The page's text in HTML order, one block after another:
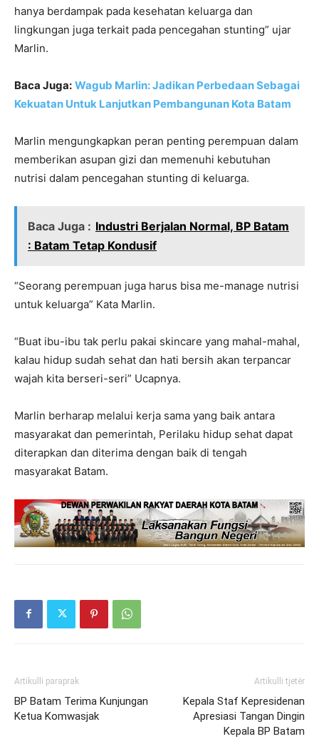
hanya berdampak pada kesehatan keluarga dan
lingkungan juga terkait pada pencegahan stunting” ujar
Marlin.
Baca Juga: Wagub Marlin: Jadikan Perbedaan Sebagai
Kekuatan Untuk Lanjutkan Pembangunan Kota Batam
Marlin mengungkapkan peran penting perempuan dalam
memberikan asupan gizi dan memenuhi kebutuhan
nutrisi dalam pencegahan stunting di keluarga.
Baca Juga : Industri Berjalan Normal, BP Batam
: Batam Tetap Kondusif
“Seorang perempuan juga harus bisa me-manage nutrisi
untuk keluarga” Kata Marlin.
“Buat ibu-ibu tak perlu pakai skincare yang mahal-mahal,
kalau hidup sudah sehat dan hati bersih akan terpancar
wajah kita berseri-seri” Ucapnya.
Marlin berharap melalui kerja sama yang baik antara
masyarakat dan pemerintah, Perilaku hidup sehat dapat
diterapkan dan diterima dengan baik di tengah
masyarakat Batam.
Artikulli paraprak
BP Batam Terima Kunjungan
Ketua Komwasjak
Artikulli tjetër
Kepala Staf Kepresidenan
Apresiasi Tangan Dingin
Kepala BP Batam